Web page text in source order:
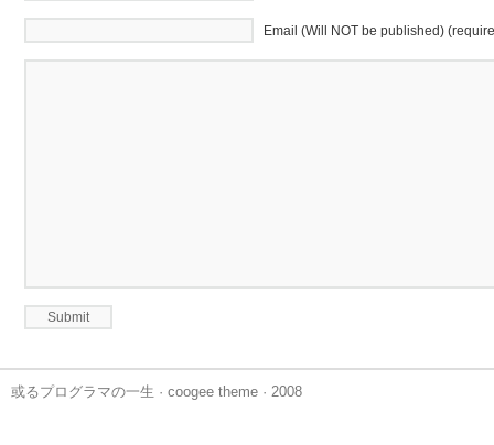
Email (Will NOT be published)
或るプログラマの一生 · coogee theme · 2008